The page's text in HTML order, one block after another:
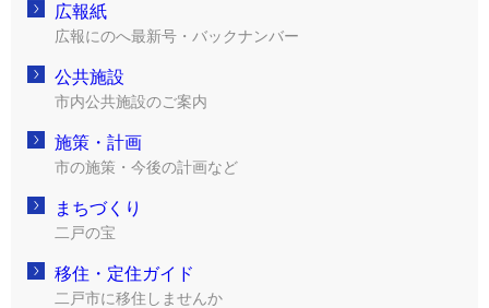
広報紙
広報にのへ最新号・バックナンバー
公共施設
市内公共施設のご案内
施策・計画
市の施策・今後の計画など
まちづくり
二戸の宝
移住・定住ガイド
二戸市に移住しませんか